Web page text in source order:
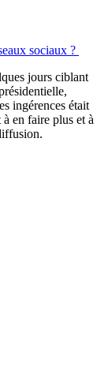
sociaux ?
jours ciblant
ingérences était
en faire plus et à